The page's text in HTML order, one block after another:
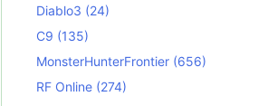
Diablo3 (24)
C9 (135)
MonsterHunterFrontier (656)
RF Online (274)